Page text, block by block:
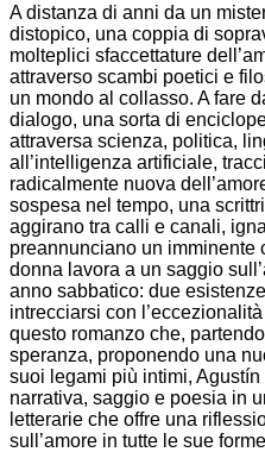
A distanza di anni da un
distopico, una coppia di
molteplici sfaccettature
attraverso scambi poetici e
un mondo al collasso. A fare
dialogo, una sorta di
attraversa scienza, politica,
all’intelligenza artificiale,
radicalmente nuova
sospesa nel tempo, una
aggirano tra calli e canali,
preannunciano un imminente
donna lavora a un saggio
anno sabbatico: due
intrecciarsi con
questo romanzo che,
speranza, proponendo una
suoi legami più intimi,
narrativa, saggio e poesia in
letterarie che offre una
sull’amore in tutte le sue